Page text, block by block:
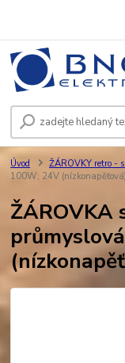
Úvod ŽÁROVKY retro -
100W; 24V
ŽÁROVKA